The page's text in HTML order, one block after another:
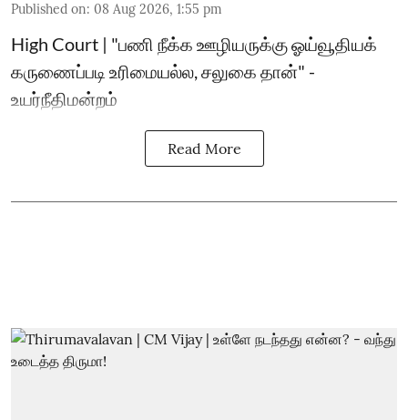
Published on: 08 Aug 2026, 1:55 pm
High Court | "பணி நீக்க ஊழியருக்கு ஓய்வூதியக்
கருணைப்படி உரிமையல்ல, சலுகை தான்" -
உயர்நீதிமன்றம்
Read More